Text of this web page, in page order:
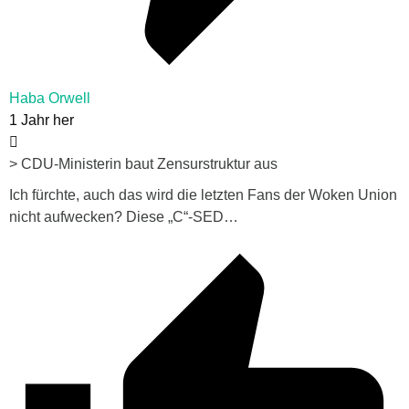
Haba Orwell
1 Jahr her
> CDU-Ministerin baut Zensurstruktur aus
Ich fürchte, auch das wird die letzten Fans der Woken Union
nicht aufwecken? Diese „C“-SED…